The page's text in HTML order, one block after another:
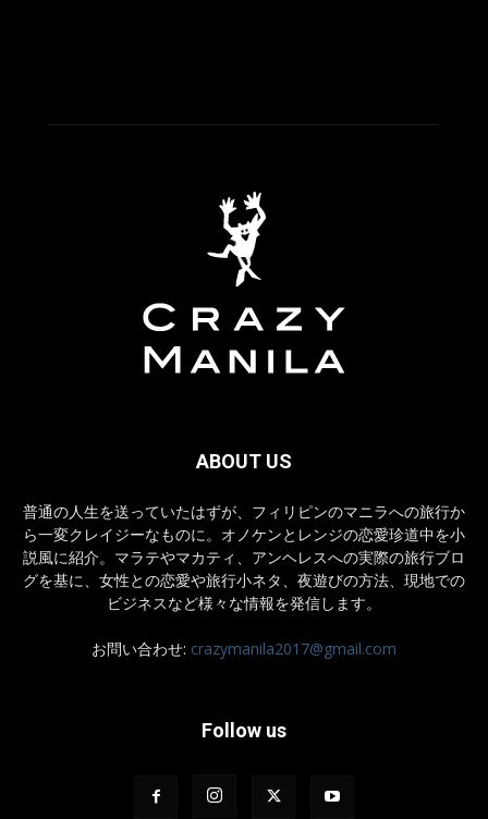
ABOUT US
普通の人生を送っていたはずが、フィリピンのマニラへの旅行か
ら一変クレイジーなものに。オノケンとレンジの恋愛珍道中を小
説風に紹介。マラテやマカティ、アンヘレスへの実際の旅行ブロ
グを基に、女性との恋愛や旅行小ネタ、夜遊びの方法、現地での
ビジネスなど様々な情報を発信します。
お問い合わせ: crazymanila2017@gmail.com
Follow us